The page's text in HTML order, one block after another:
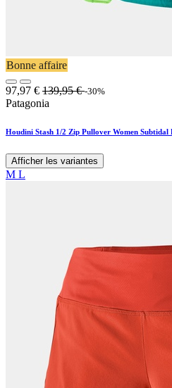
Bonne affaire
97,97 € 139,95€ -30%
Patagonia
Houdini Stash 1/2 Zip Pullover Women Subtidal
Afficher les variantes
M L